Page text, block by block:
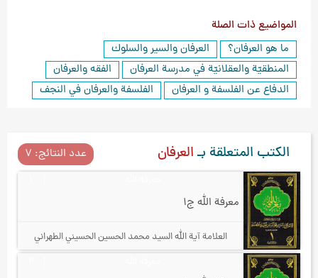
المواضيع ذات الصلة
ما هو العرفان؟
العرفان والسیر والسلوك
المنطقيّة والعقلانيّة في مدرسة العرفان
الفقه والعرفان
الدفاع عن الفلسفة و العرفان
الفلسفة والعرفان في النجف
الكتب المتعلقة بـالعرفان عدد النتائج: ۷
معرفة الله ج۱
العلامة آیة الله السيد محمد الحسين الحسيني الطهراني